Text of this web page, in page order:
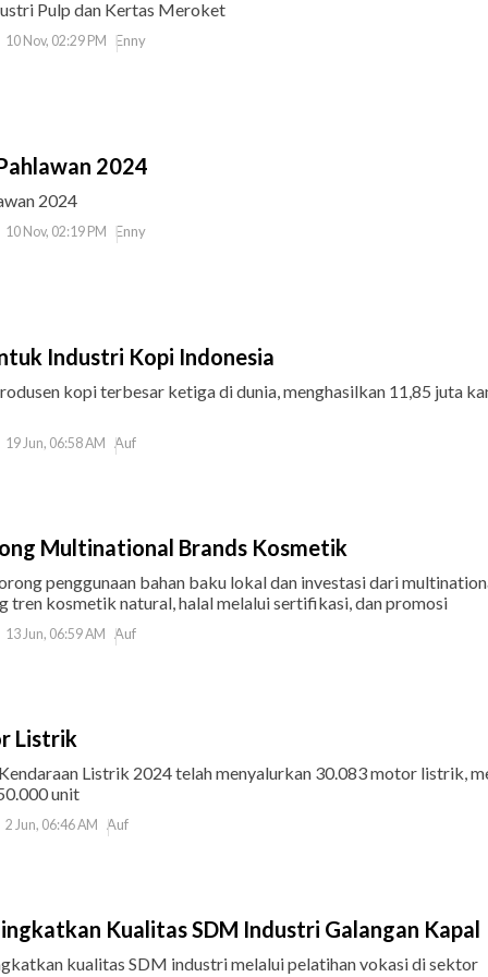
Pulp dan Kertas Meroket
10 Nov, 02:29 PM Enny
2024
2024
10 Nov, 02:19 PM Enny
Industri Kopi Indonesia
kopi terbesar ketiga di dunia, menghasilkan 11,85 juta
19 Jun, 06:58 AM Auf
Multinational Brands Kosmetik
penggunaan bahan baku lokal dan investasi dari
tren kosmetik natural, halal melalui sertifikasi, dan promosi
13 Jun, 06:59 AM Auf
Listrik
Listrik 2024 telah menyalurkan 30.083 motor listrik,
unit
2 Jun, 06:46 AM Auf
Kualitas SDM Industri Galangan Kapal
kualitas SDM industri melalui pelatihan vokasi di sektor